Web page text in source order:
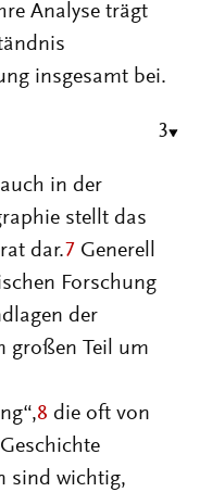
Analyse trägt
insgesamt bei.
3
in der
stellt das
dar.7 Generell
Forschung
der
großen Teil um
8 die oft von
sind wichtig,